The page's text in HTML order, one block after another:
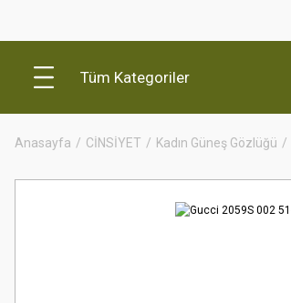
Tüm Kategoriler
Anasayfa CİNSİYET Kadın Güneş Gözlüğü